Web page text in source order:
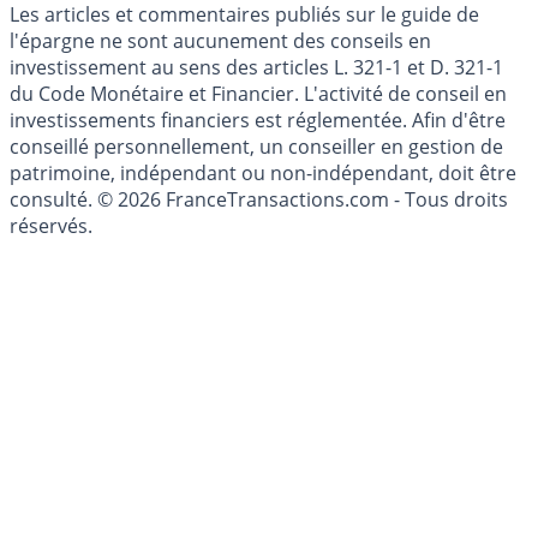
Les articles et commentaires publiés sur le guide de
l'épargne ne sont aucunement des conseils en
investissement au sens des articles L. 321-1 et D. 321-1
du Code Monétaire et Financier. L'activité de conseil en
investissements financiers est réglementée. Afin d'être
conseillé personnellement, un conseiller en gestion de
patrimoine, indépendant ou non-indépendant, doit être
consulté. © 2026 FranceTransactions.com - Tous droits
réservés.